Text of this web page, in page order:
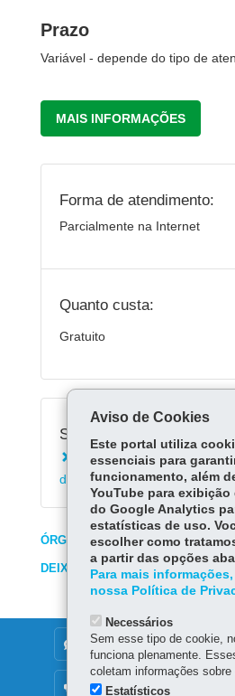
Prazo
Variável - depende do tipo de
MAIS INFORMAÇÕES
Forma de atendimento:
Parcialmente na Internet
Quanto custa:
Gratuito
Serviços Relacionados:
Acessar Registro de
de Ensino (RCO)
ÓRGÃO RESPONSÁVEL
DEIXE SUA OPINIÃO
DENUNCIE CORRUPÇÃO
OUVIDORIA
Aviso de Cookies
Este portal utiliza
essenciais para
funcionamento, além
YouTube para exibição
do Google Analytics
estatísticas de uso.
escolher como
a partir das opções
Para mais
nossa Política de
Necessários
Sem esse tipo de cookie,
funciona plenamente.
coletam informações
Estatísticos